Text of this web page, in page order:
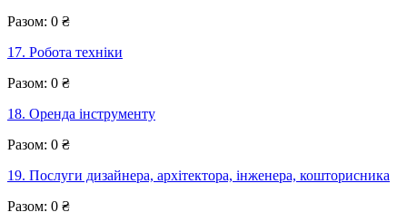
Разом: 0 ₴
17. Робота техніки
Разом: 0 ₴
18. Оренда інструменту
Разом: 0 ₴
19. Послуги дизайнера, архітектора, інженера, кошторисника
Разом: 0 ₴